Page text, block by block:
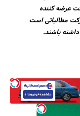
عرضه کننده
مطالباتی است
باشند.